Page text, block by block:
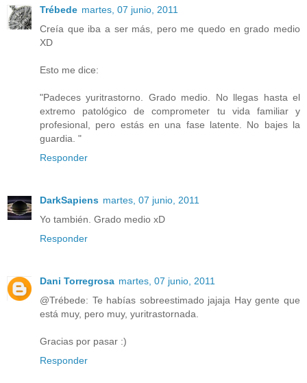
Trébede martes, 07 junio, 2011
Creía que iba a ser más, pero me quedo en grado medio
XD
Esto me dice:
"Padeces yuritrastorno. Grado medio. No llegas hasta el
extremo patológico de comprometer tu vida familiar y
profesional, pero estás en una fase latente. No bajes la
guardia. "
Responder
DarkSapiens martes, 07 junio, 2011
Yo también. Grado medio xD
Responder
Dani Torregrosa martes, 07 junio, 2011
@Trébede: Te habías sobreestimado jajaja Hay gente que
está muy, pero muy, yuritrastornada.
Gracias por pasar :)
Responder